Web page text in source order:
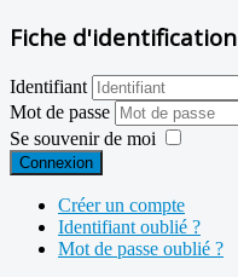
Fiche d'identification
Identifiant
Mot de passe
Se souvenir de moi
Connexion
Créer un compte
Identifiant oublié ?
Mot de passe oublié ?